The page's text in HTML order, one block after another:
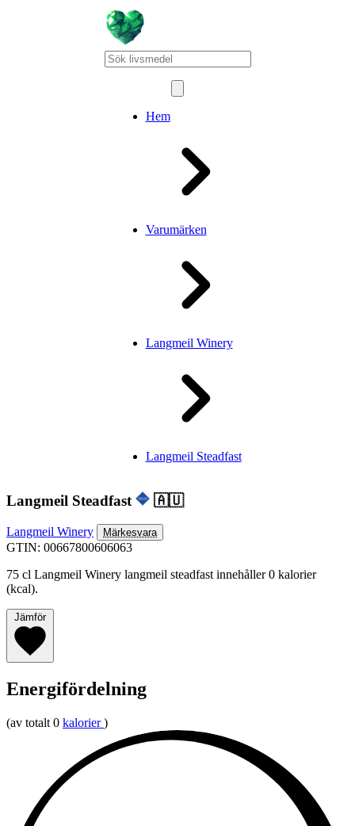
Hem
Varumärken
Langmeil Winery
Langmeil Steadfast
Langmeil Steadfast 🇦🇺
Langmeil Winery Märkesvara
GTIN: 00667800606063
75 cl Langmeil Winery langmeil steadfast innehåller 0 kalorier
(kcal).
Jämför
Energifördelning
(av totalt 0 kalorier )